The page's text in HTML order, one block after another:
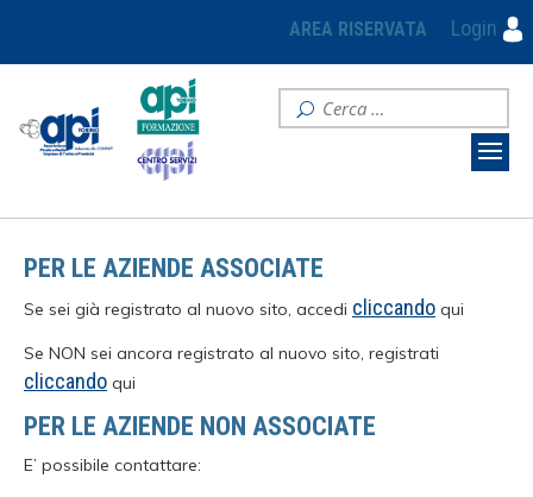
AREA RISERVATA Login
PER LE AZIENDE ASSOCIATE
Se sei già registrato al nuovo sito, accedi cliccando qui
Se NON sei ancora registrato al nuovo sito, registrati
cliccando qui
PER LE AZIENDE NON ASSOCIATE
E’ possibile contattare: